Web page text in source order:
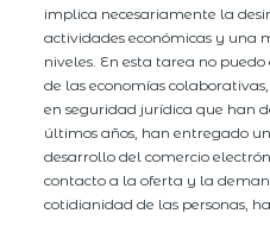
implica necesariamente la
actividades económicas y una
niveles. En esta tarea no
de las economías
en seguridad jurídica que han
últimos años, han entregado
desarrollo del comercio
contacto a la oferta y la
cotidianidad de las personas,